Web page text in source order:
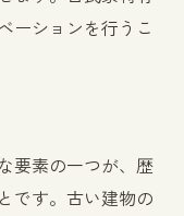
ーションを行うこ
要素の一つが、歴
です。古い建物の